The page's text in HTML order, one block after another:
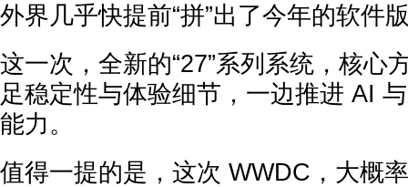
外界几乎快提前“拼”出了今年的软件
这一次，全新的“27”系列系统，核心
足稳定性与体验细节，一边推进 AI
能力。
值得一提的是，这次 WWDC，大概